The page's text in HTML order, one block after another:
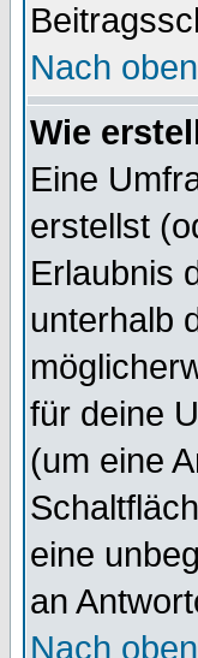
Nach oben
Wie
Eine
erstellst
Erlaubnis
unterhalb
für deine
(um eine
eine
an
Nach oben